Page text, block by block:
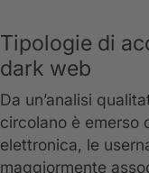
Tipologie di
dark web
Da un’analisi
circolano è emerso
elettronica, le
maggiormente